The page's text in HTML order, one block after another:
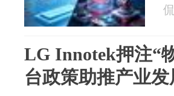
LG Innotek押注“
台政策助推产业发